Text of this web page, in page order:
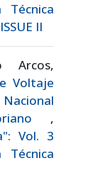
II
Arcos,
Voltaje
,
Vol. 3